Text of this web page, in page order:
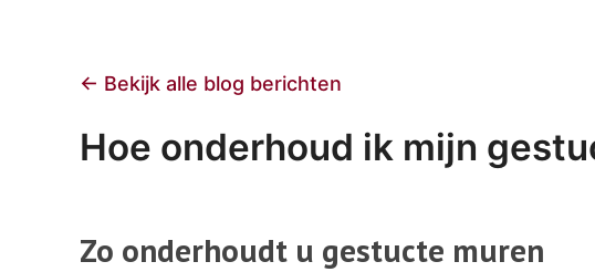
← Bekijk alle blog berichten
Hoe onderhoud ik mijn
Zo onderhoudt u gestucte muren